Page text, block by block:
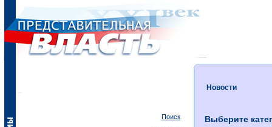
Поиск
Новости
Выберите